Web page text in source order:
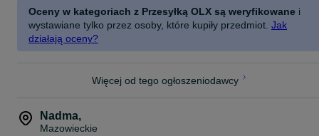
Oceny w kategoriach z Przesyłką OLX są weryfikowane i
wystawiane tylko przez osoby, które kupiły przedmiot. Jak
działają oceny?
Więcej od tego ogłoszeniodawcy
Nadma,
Mazowieckie